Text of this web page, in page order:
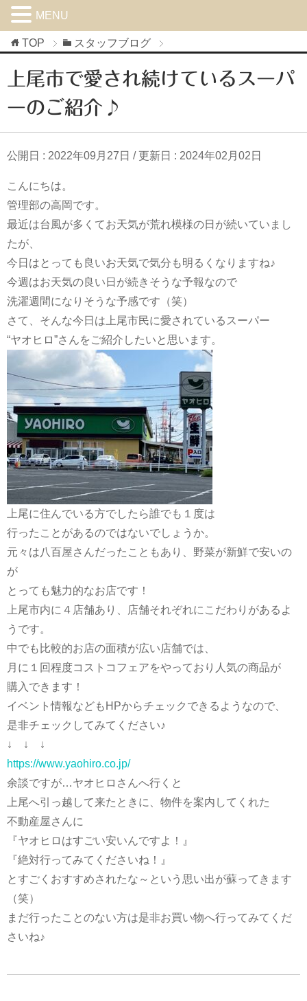
TOP スタッフブログ
上尾市で愛され続けているスーパ
ーのご紹介♪
公開日 : 2022年09月27日 / 更新日 : 2024年02月02日
こんにちは。
管理部の高岡です。
最近は台風が多くてお天気が荒れ模様の日が続いていまし
たが、
今日はとっても良いお天気で気分も明るくなりますね♪
今週はお天気の良い日が続きそうな予報なので
洗濯週間になりそうな予感です（笑）
さて、そんな今日は上尾市民に愛されているスーパー
“ヤオヒロ”さんをご紹介したいと思います。
上尾に住んでいる方でしたら誰でも１度は
行ったことがあるのではないでしょうか。
元々は八百屋さんだったこともあり、野菜が新鮮で安いの
が
とっても魅力的なお店です！
上尾市内に４店舗あり、店舗それぞれにこだわりがあるよ
うです。
中でも比較的お店の面積が広い店舗では、
月に１回程度コストコフェアをやっており人気の商品が
購入できます！
イベント情報などもHPからチェックできるようなので、
是非チェックしてみてください♪
↓ ↓ ↓
https://www.yaohiro.co.jp/
余談ですが…ヤオヒロさんへ行くと
上尾へ引っ越して来たときに、物件を案内してくれた
不動産屋さんに
『ヤオヒロはすごい安いんですよ！』
『絶対行ってみてくださいね！』
とすごくおすすめされたな～という思い出が蘇ってきます
（笑）
まだ行ったことのない方は是非お買い物へ行ってみてくだ
さいね♪
MENU